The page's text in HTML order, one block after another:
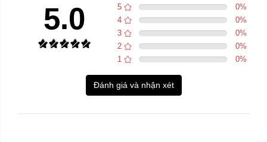
5.0 5 0%
4
0%
3
0%
2
0%
1
0%
Đánh giá và nhận xét